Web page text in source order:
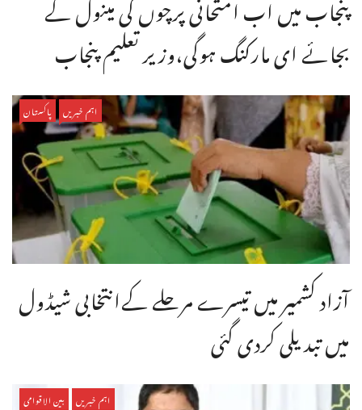
بجائے ای مارکنگ ہوگی،وزیر تعلیم پنجاب
اہم خبریں پاکستان
آزاد کشمیر میں تیسرے مرحلے کےانتخابی شیڈول
میں تبدیلی کردی گئی
اہم خبریں بین الاقوامی